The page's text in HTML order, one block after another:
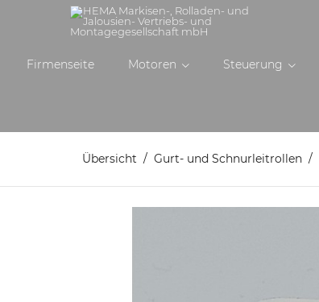
Firmenseite Motoren Steuerung
Übersicht Gurt- und Schnurleitrollen